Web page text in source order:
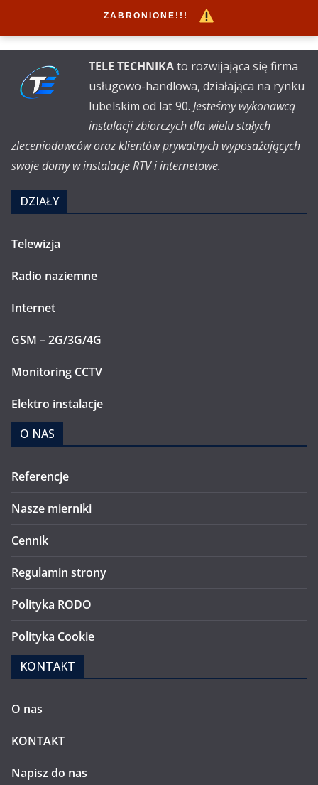
ZABRONIONE!!!
TELE TECHNIKAto rozwijająca się firma
usługowo-handlowa, działająca na rynku
lubelskim od lat 90. Jesteśmy wykonawcą
instalacji zbiorczych dla wielu stałych
zleceniodawców oraz klientów prywatnych wyposażających
swoje domy w instalacje RTV i internetowe.
DZIAŁY
Telewizja
Radio naziemne
Internet
GSM – 2G/3G/4G
Monitoring CCTV
Elektro instalacje
O NAS
Referencje
Nasze mierniki
Cennik
Regulamin strony
Polityka RODO
Polityka Cookie
KONTAKT
O nas
KONTAKT
Napisz do nas